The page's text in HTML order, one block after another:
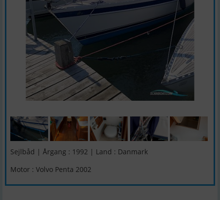
Sejlbåd | Årgang : 1992 | Land : Danmark
Motor : Volvo Penta 2002